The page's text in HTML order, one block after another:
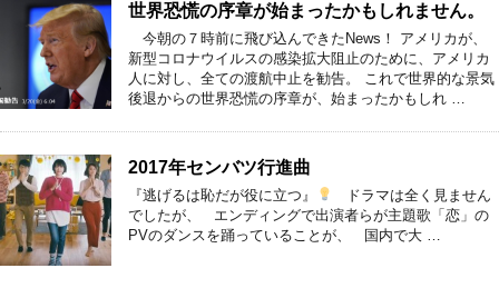
世界恐慌の序章が始まったかもしれません。
今朝の７時前に飛び込んできたNews！ アメリカが、
新型コロナウイルスの感染拡大阻止のために、アメリカ
人に対し、全ての渡航中止を勧告。 これで世界的な景気
後退からの世界恐慌の序章が、始まったかもしれ …
2017年センバツ行進曲
『逃げるは恥だが役に立つ』
ドラマは全く見ません
でしたが、 エンディングで出演者らが主題歌「恋」の
PVのダンスを踊っていることが、 国内で大 …